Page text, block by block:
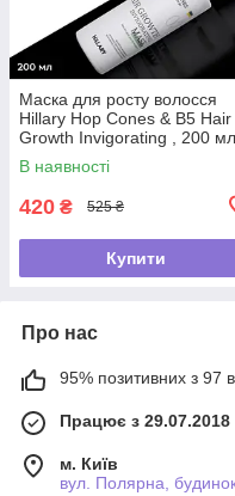
Маска для росту волосся
Hillary Hop Cones & B5 Hair
Growth Invigorating , 200 мл
В наявності
420 ₴ 525 ₴
Купити
Про нас
95% позитивних з 97
Працює з 29.07.2018
м. Київ
вул. Полярна,